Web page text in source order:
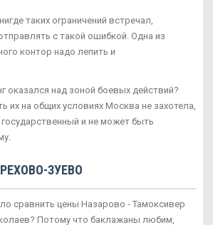
таких ограничений встречал,
с такой ошибкой. Одна из
контор надо лепить и
оказался над зоной боевых действий?
их на общих условиях Москва не захотела,
и не может быть
ЗУЕВО
сравнить цены Назарово - Тамоксивер
Потому что баклажаны любим,